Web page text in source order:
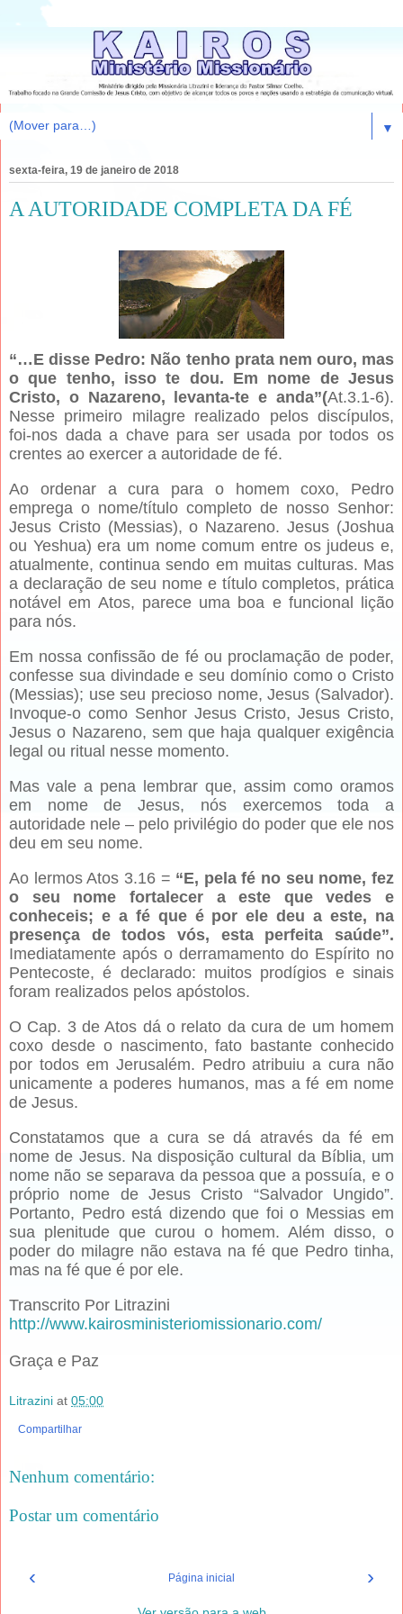
▼
sexta-feira, 19 de janeiro de 2018
A AUTORIDADE COMPLETA DA FÉ
“…E disse Pedro: Não tenho prata nem ouro, mas
o que tenho, isso te dou. Em nome de Jesus
Cristo, o Nazareno, levanta-te e anda”(At.3.1-6).
Nesse primeiro milagre realizado pelos discípulos,
foi-nos dada a chave para ser usada por todos os
crentes ao exercer a autoridade de fé.
Ao ordenar a cura para o homem coxo, Pedro
emprega o nome/título completo de nosso Senhor:
Jesus Cristo (Messias), o Nazareno. Jesus (Joshua
ou Yeshua) era um nome comum entre os judeus e,
atualmente, continua sendo em muitas culturas. Mas
a declaração de seu nome e título completos, prática
notável em Atos, parece uma boa e funcional lição
para nós.
Em nossa confissão de fé ou proclamação de poder,
confesse sua divindade e seu domínio como o Cristo
(Messias); use seu precioso nome, Jesus (Salvador).
Invoque-o como Senhor Jesus Cristo, Jesus Cristo,
Jesus o Nazareno, sem que haja qualquer exigência
legal ou ritual nesse momento.
Mas vale a pena lembrar que, assim como oramos
em nome de Jesus, nós exercemos toda a
autoridade nele – pelo privilégio do poder que ele nos
deu em seu nome.
Ao lermos Atos 3.16 = “E, pela fé no seu nome, fez
o seu nome fortalecer a este que vedes e
conheceis; e a fé que é por ele deu a este, na
presença de todos vós, esta perfeita saúde”.
Imediatamente após o derramamento do Espírito no
Pentecoste, é declarado: muitos prodígios e sinais
foram realizados pelos apóstolos.
O Cap. 3 de Atos dá o relato da cura de um homem
coxo desde o nascimento, fato bastante conhecido
por todos em Jerusalém. Pedro atribuiu a cura não
unicamente a poderes humanos, mas a fé em nome
de Jesus.
Constatamos que a cura se dá através da fé em
nome de Jesus. Na disposição cultural da Bíblia, um
nome não se separava da pessoa que a possuía, e o
próprio nome de Jesus Cristo “Salvador Ungido”.
Portanto, Pedro está dizendo que foi o Messias em
sua plenitude que curou o homem. Além disso, o
poder do milagre não estava na fé que Pedro tinha,
mas na fé que é por ele.
Transcrito Por Litrazini
http://www.kairosministeriomissionario.com/
Graça e Paz
Litrazini at 05:00
Compartilhar
Nenhum comentário:
Postar um comentário
‹ ›
Página inicial